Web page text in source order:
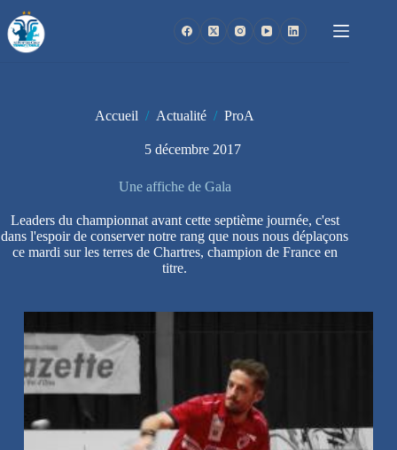
au
contenu
Accueil / Actualité / ProA
5 décembre 2017
Une affiche de Gala
Leaders du championnat avant cette septième journée, c'est
dans l'espoir de conserver notre rang que nous nous déplaçons
ce mardi sur les terres de Chartres, champion de France en
titre.